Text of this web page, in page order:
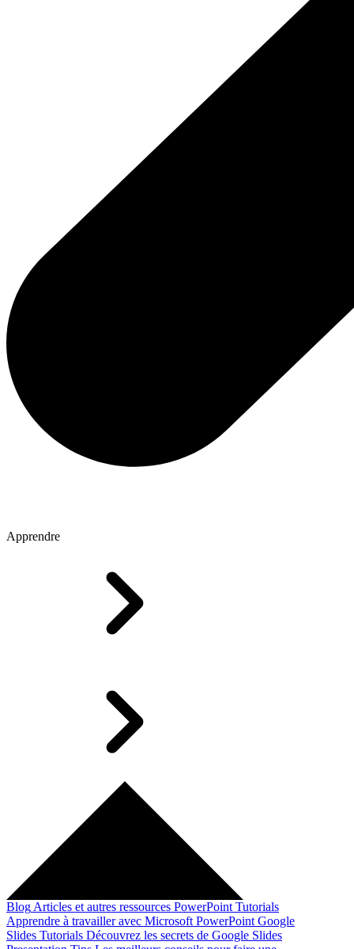
Apprendre
Blog Articles et autres ressources PowerPoint Tutorials
Apprendre à travailler avec Microsoft PowerPoint Google
Slides Tutorials Découvrez les secrets de Google Slides